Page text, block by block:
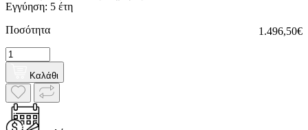
Εγγύηση: 5 έτη
1.496,50€
Ποσότητα
Καλάθι